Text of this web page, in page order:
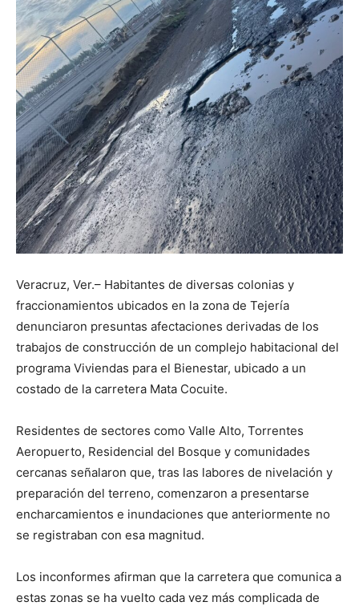
Veracruz, Ver.– Habitantes de diversas colonias y
fraccionamientos ubicados en la zona de Tejería
denunciaron presuntas afectaciones derivadas de los
trabajos de construcción de un complejo habitacional del
programa Viviendas para el Bienestar, ubicado a un
costado de la carretera Mata Cocuite.
Residentes de sectores como Valle Alto, Torrentes
Aeropuerto, Residencial del Bosque y comunidades
cercanas señalaron que, tras las labores de nivelación y
preparación del terreno, comenzaron a presentarse
encharcamientos e inundaciones que anteriormente no
se registraban con esa magnitud.
Los inconformes afirman que la carretera que comunica a
estas zonas se ha vuelto cada vez más complicada de